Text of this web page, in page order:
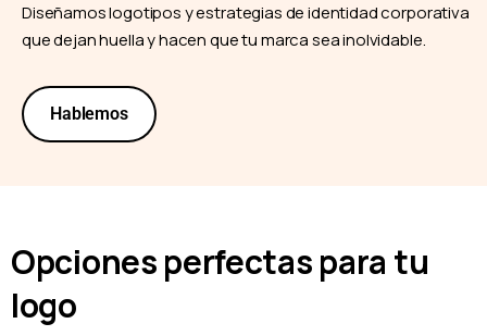
Diseñamos logotipos y estrategias de identidad corporativa
que dejan huella y hacen que tu marca sea inolvidable.
Hablemos
Opciones perfectas para tu
logo